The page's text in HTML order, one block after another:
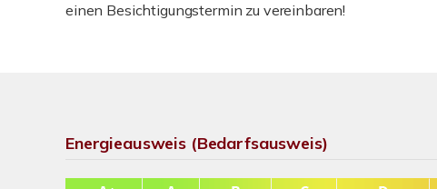
einen Besichtigungstermin zu vereinbaren!
Energieausweis (Bedarfsausweis)